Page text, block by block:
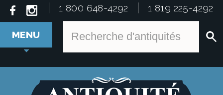
1 800 648-4292 1 819 225-4292
MENU